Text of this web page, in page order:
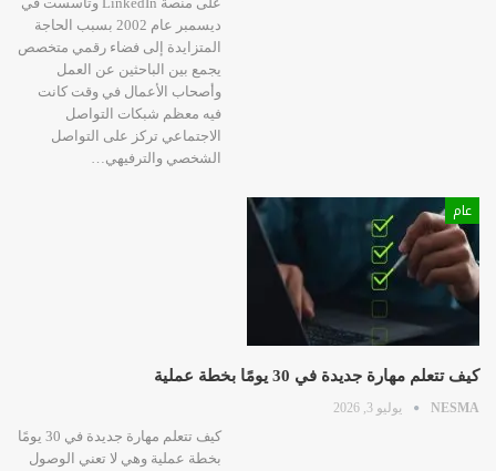
ديسمبر عام 2002 بسبب الحاجة
المتزايدة إلى فضاء رقمي متخصص
يجمع بين الباحثين عن العمل
وأصحاب الأعمال في وقت كانت
فيه معظم شبكات التواصل
الاجتماعي تركز على التواصل
الشخصي والترفيهي…
عام
كيف تتعلم مهارة جديدة في 30 يومًا بخطة عملية
NESMA يوليو 3, 2026
كيف تتعلم مهارة جديدة في 30 يومًا
بخطة عملية وهي لا تعني الوصول